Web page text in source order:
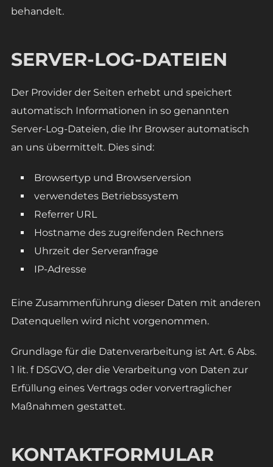
behandelt.
SERVER-LOG-DATEIEN
Der Provider der Seiten erhebt und speichert
automatisch Informationen in so genannten
Server-Log-Dateien, die Ihr Browser automatisch
an uns übermittelt. Dies sind:
Browsertyp und Browserversion
verwendetes Betriebssystem
Referrer URL
Hostname des zugreifenden Rechners
Uhrzeit der Serveranfrage
IP-Adresse
Eine Zusammenführung dieser Daten mit anderen
Datenquellen wird nicht vorgenommen.
Grundlage für die Datenverarbeitung ist Art. 6 Abs.
1 lit. f DSGVO, der die Verarbeitung von Daten zur
Erfüllung eines Vertrags oder vorvertraglicher
Maßnahmen gestattet.
KONTAKTFORMULAR